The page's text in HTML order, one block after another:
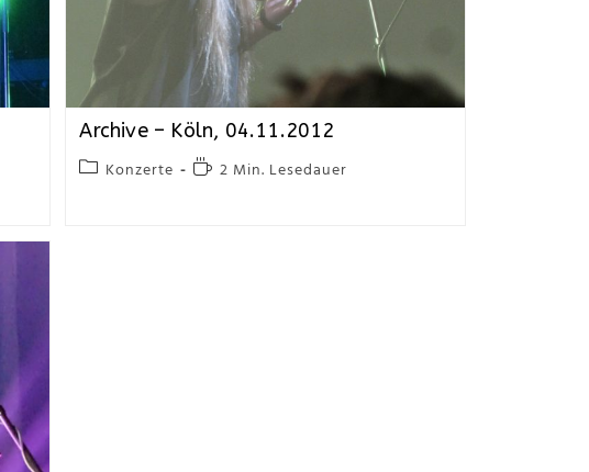
Archive – Köln, 04.11.2012
Konzerte 2 Min. Lesedauer